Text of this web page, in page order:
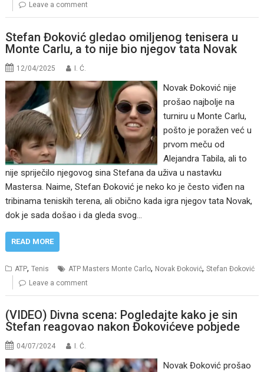
Leave a comment
Stefan Đoković gledao omiljenog tenisera u
Monte Carlu, a to nije bio njegov tata Novak
12/04/2025 I. Ć.
Novak Đoković nije
prošao najbolje na
turniru u Monte Carlu,
pošto je poražen već u
prvom meču od
Alejandra Tabila, ali to
nije spriječilo njegovog sina Stefana da uživa u nastavku
Mastersa. Naime, Stefan Đoković je neko ko je često viđen na
tribinama teniskih terena, ali obično kada igra njegov tata Novak,
dok je sada došao i da gleda svog…
READ MORE
ATP,Tenis ATP Masters Monte Carlo, Novak Đoković,Stefan Đoković
Leave a comment
(VIDEO) Divna scena: Pogledajte kako je sin
Stefan reagovao nakon Đokovićeve pobjede
04/07/2024 I. Ć.
Novak Đoković prošao